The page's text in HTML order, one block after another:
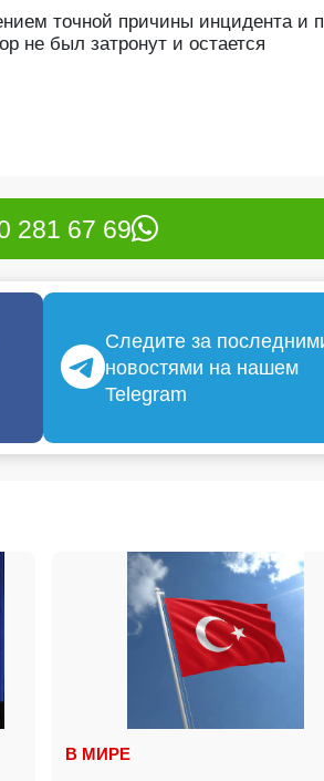
точной причины инцидента и
не был затронут и остается
281 67 69
Следите за
новостями на нашем
Telegram
В МИРЕ